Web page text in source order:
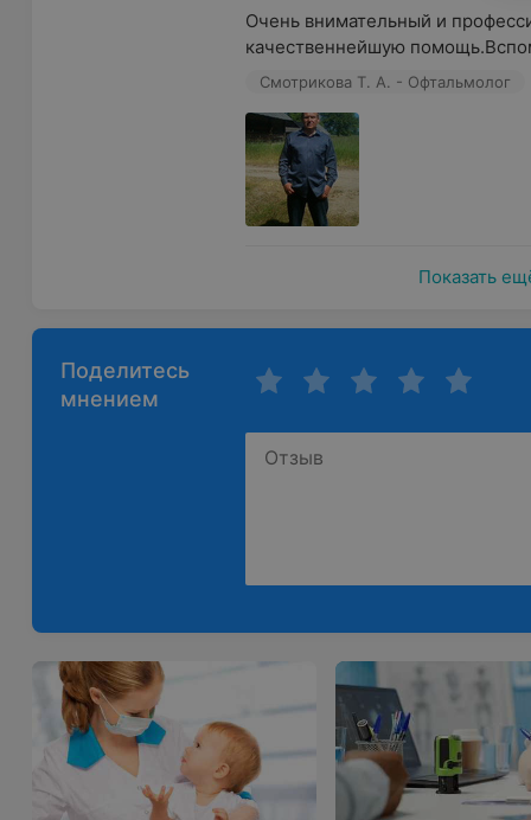
Очень внимательный и
качественнейшую
Смотрикова Т. А. - Офтальмолог
Показать
Поделитесь
мнением